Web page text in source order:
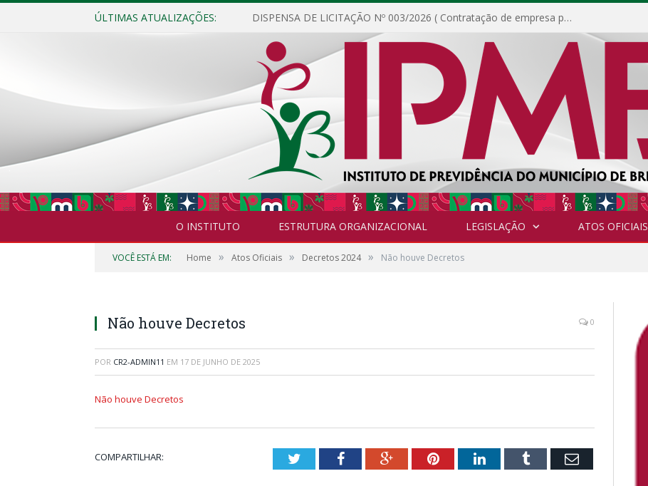
ÚLTIMAS ATUALIZAÇÕES: DISPENSA DE LICITAÇÃO Nº 003/2026 ( Contratação de empresa para fornecimento de gêneros alimentícios não perecíveis, materiais de expediente, descartáveis, copa e cozinha, para análise e posterior publicação.)
O INSTITUTO ESTRUTURA ORGANIZACIONAL LEGISLAÇÃO ATOS OFICIAIS
VOCÊ ESTÁ EM: Home » Atos Oficiais » Decretos 2024 » Não houve Decretos
Não houve Decretos 0
POR CR2-ADMIN11 EM 17 DE JUNHO DE 2025
Não houve Decretos
COMPARTILHAR: TwitterFacebookGoogle+PinterestLinkedInTumblr Email